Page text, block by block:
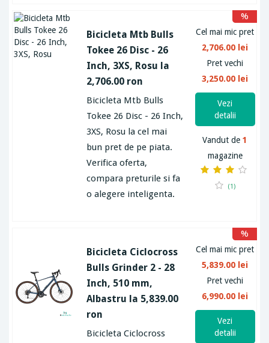
Bicicleta Mtb Bulls
Tokee 26 Disc - 26
Inch, 3XS, Rosu la
2,706.00 ron
Bicicleta Mtb Bulls
Tokee 26 Disc - 26 Inch,
3XS, Rosu la cel mai
bun pret de pe piata.
Verifica oferta,
compara preturile si fa
o alegere inteligenta.
Cel mai mic pret
2,706.00 lei
Pret vechi
3,250.00 lei
%
Vezi
detalii
Vandut de1
magazine
(1)
Bicicleta Ciclocross
Bulls Grinder 2 - 28
Inch, 510 mm,
Albastru la 5,839.00
ron
Bicicleta Ciclocross
Cel mai mic pret
5,839.00 lei
Pret vechi
6,990.00 lei
%
Vezi
detalii